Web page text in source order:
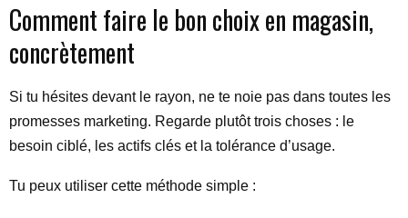
Comment faire le bon choix en magasin,
concrètement
Si tu hésites devant le rayon, ne te noie pas dans toutes les
promesses marketing. Regarde plutôt trois choses : le
besoin ciblé, les actifs clés et la tolérance d’usage.
Tu peux utiliser cette méthode simple :